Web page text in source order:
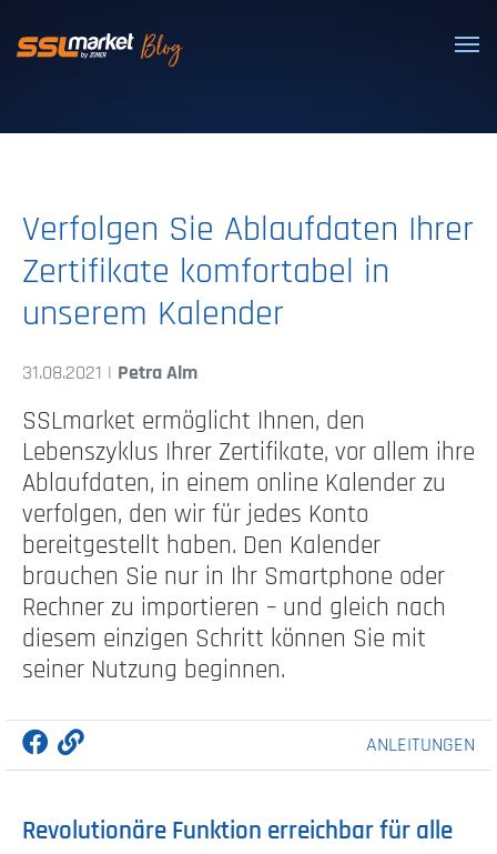
Vertrauenswürdige SSL/TLS-
Verfolgen Sie Ablaufdaten Ihrer
Zertifikate komfortabel in
unserem Kalender
31.08.2021 | Petra Alm
SSLmarket ermöglicht Ihnen, den
Lebenszyklus Ihrer Zertifikate, vor allem ihre
Ablaufdaten, in einem online Kalender zu
verfolgen, den wir für jedes Konto
bereitgestellt haben. Den Kalender
brauchen Sie nur in Ihr Smartphone oder
Rechner zu importieren – und gleich nach
diesem einzigen Schritt können Sie mit
seiner Nutzung beginnen.
ANLEITUNGEN
Revolutionäre Funktion erreichbar für alle